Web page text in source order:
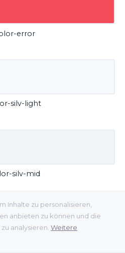
Inhalte zu personalisieren,
anbieten zu können und die
analysieren. Weitere
error
silv-light
silv-mid